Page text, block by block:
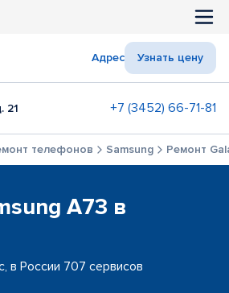
Адрес Узнать цену
21 +7 (3452) 66-71-81
телефонов Samsung Ремонт
A73 в
в России 707 сервисов